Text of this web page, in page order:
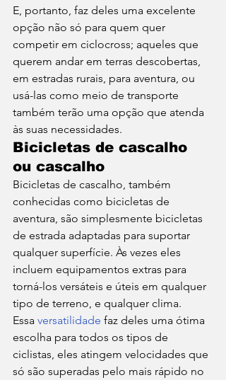
E, portanto, faz deles uma excelente
opção não só para quem quer
competir em ciclocross; aqueles que
querem andar em terras descobertas,
em estradas rurais, para aventura, ou
usá-las como meio de transporte
também terão uma opção que atenda
às suas necessidades.
Bicicletas de cascalho
ou cascalho
Bicicletas de cascalho, também
conhecidas como bicicletas de
aventura, são simplesmente bicicletas
de estrada adaptadas para suportar
qualquer superfície. Às vezes eles
incluem equipamentos extras para
torná-los versáteis e úteis em qualquer
tipo de terreno, e qualquer clima.
Essa versatilidade faz deles uma ótima
escolha para todos os tipos de
ciclistas, eles atingem velocidades que
só são superadas pelo mais rápido no